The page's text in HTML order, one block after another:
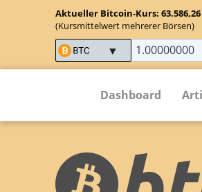
Aktueller Bitcoin-Kurs: 63.586,26
(Kursmittelwert mehrerer Börsen)
Dashboard